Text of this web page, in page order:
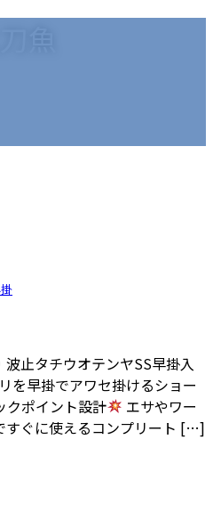
止タチウオテンヤSS早掛入
を早掛でアワセ掛けるショー
クポイント設計
エサやワー
すぐに使えるコンプリート […]